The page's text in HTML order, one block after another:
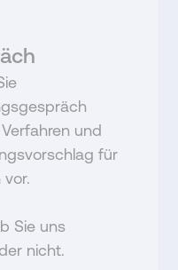
und
für
vor.
Sie uns
nicht.